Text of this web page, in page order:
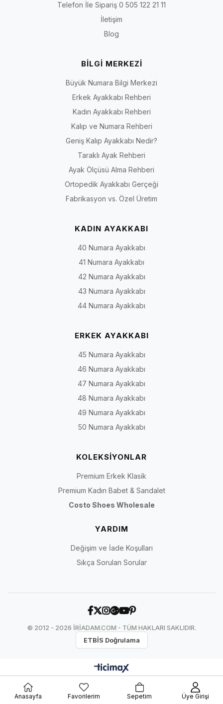
Telefon İle Sipariş 0 505 122 21 11
İletişim
Blog
BİLGİ MERKEZİ
Büyük Numara Bilgi Merkezi
Erkek Ayakkabı Rehberi
Kadın Ayakkabı Rehberi
Kalıp ve Numara Rehberi
Geniş Kalıp Ayakkabı Nedir?
Taraklı Ayak Rehberi
Ayak Ölçüsü Alma Rehberi
Ortopedik Ayakkabı Gerçeği
Fabrikasyon vs. Özel Üretim
KADIN AYAKKABI
40 Numara Ayakkabı
41 Numara Ayakkabı
42 Numara Ayakkabı
43 Numara Ayakkabı
44 Numara Ayakkabı
ERKEK AYAKKABI
45 Numara Ayakkabı
46 Numara Ayakkabı
47 Numara Ayakkabı
48 Numara Ayakkabı
49 Numara Ayakkabı
50 Numara Ayakkabı
KOLEKSİYONLAR
Premium Erkek Klasik
Premium Kadın Babet & Sandalet
Costo Shoes Wholesale
YARDIM
Değişim ve İade Koşulları
Sıkça Sorulan Sorular
© 2012 - 2026 İRİADAM.COM - TÜM HAKLARI SAKLIDIR.
ETBİS Doğrulama
Anasayfa Favorilerim Sepetim Üye Girişi